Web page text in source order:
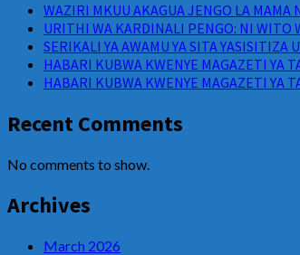
WAZIRI MKUU AKAGUA JENGO LA MAMA
URITHI WA KARDINALI PENGO: NI WITO
SERIKALI YA AWAMU YA SITA YASISITIZA
HABARI KUBWA KWENYE MAGAZETI YA
HABARI KUBWA KWENYE MAGAZETI YA
Recent Comments
No comments to show.
Archives
March 2026